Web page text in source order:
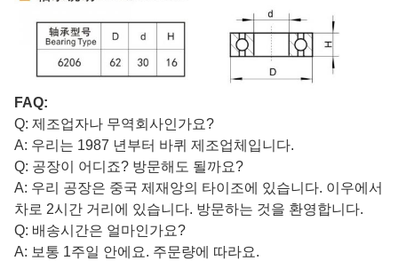
FAQ:
Q: 제조업자나 무역회사인가요?
A: 우리는 1987 년부터 바퀴 제조업체입니다.
Q: 공장이 어디죠? 방문해도 될까요?
A: 우리 공장은 중국 제재앙의 타이조에 있습니다. 이우에서
차로 2시간 거리에 있습니다. 방문하는 것을 환영합니다.
Q: 배송시간은 얼마인가요?
A: 보통 1주일 안에요. 주문량에 따라요.